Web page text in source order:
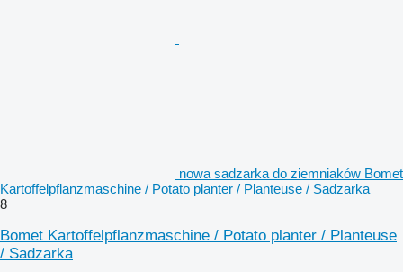
nowa sadzarka do ziemniaków Bomet
Kartoffelpflanzmaschine / Potato planter / Planteuse / Sadzarka
8
Bomet Kartoffelpflanzmaschine / Potato planter / Planteuse
/ Sadzarka